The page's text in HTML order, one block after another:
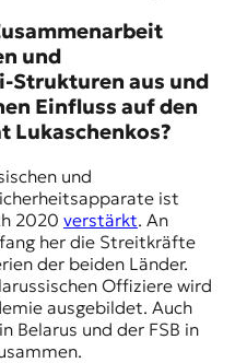
und
Strukturen aus und
Einfluss auf den
Lukaschenkos?
und
ist
2020 verstärkt. An
her die Streitkräfte
der beiden Länder.
Offiziere wird
ausgebildet. Auch
Belarus und der FSB in